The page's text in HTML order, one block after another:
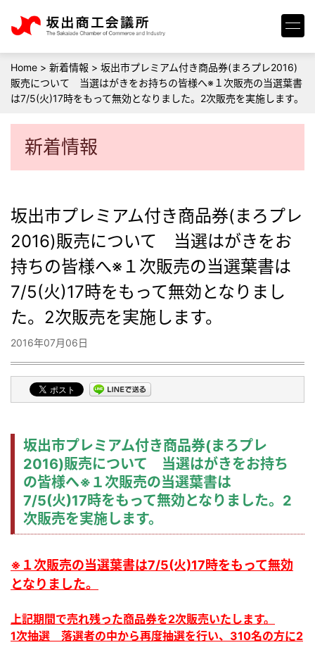
Home > 新着情報 > 坂出市プレミアム付き商品券(まろプレ2016)
販売について 当選はがきをお持ちの皆様へ※１次販売の当選葉書
は7/5(火)17時をもって無効となりました。2次販売を実施します。
新着情報
坂出市プレミアム付き商品券(まろプレ
2016)販売について 当選はがきをお
持ちの皆様へ※１次販売の当選葉書は
7/5(火)17時をもって無効となりまし
た。2次販売を実施します。
2016年07月06日
坂出市プレミアム付き商品券(まろプレ
2016)販売について 当選はがきをお持ち
の皆様へ※１次販売の当選葉書は
7/5(火)17時をもって無効となりました。2
次販売を実施します。
※１次販売の当選葉書は7/5(火)17時をもって無効
となりました。
上記期間で売れ残った商品券を2次販売いたします。
1次抽選 落選者の中から再度抽選を行い、310名の方に2